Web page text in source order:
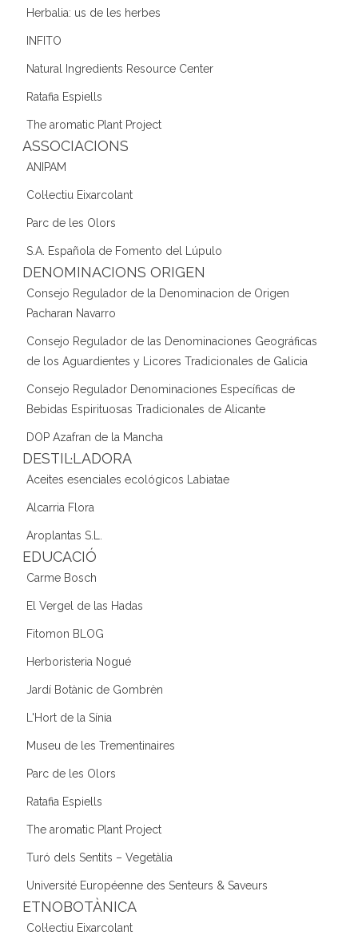
Herbalia: us de les herbes
INFITO
Natural Ingredients Resource Center
Ratafia Espiells
The aromatic Plant Project
ASSOCIACIONS
ANIPAM
Col·lectiu Eixarcolant
Parc de les Olors
S.A. Española de Fomento del Lúpulo
DENOMINACIONS ORIGEN
Consejo Regulador de la Denominacion de Origen
Pacharan Navarro
Consejo Regulador de las Denominaciones Geográficas
de los Aguardientes y Licores Tradicionales de Galicia
Consejo Regulador Denominaciones Específicas de
Bebidas Espirituosas Tradicionales de Alicante
DOP Azafran de la Mancha
DESTIL·LADORA
Aceites esenciales ecológicos Labiatae
Alcarria Flora
Aroplantas S.L.
EDUCACIÓ
Carme Bosch
El Vergel de las Hadas
Fitomon BLOG
Herboristeria Nogué
Jardí Botànic de Gombrèn
L'Hort de la Sínia
Museu de les Trementinaires
Parc de les Olors
Ratafia Espiells
The aromatic Plant Project
Turó dels Sentits – Vegetàlia
Université Européenne des Senteurs & Saveurs
ETNOBOTÀNICA
Col·lectiu Eixarcolant